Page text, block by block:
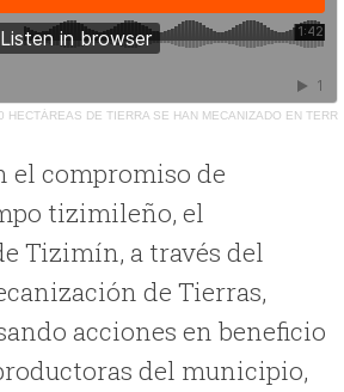
HECTÁREAS DE TIERRA SE HAN MECANIZADO EN TERR
el compromiso de
tizimileño, el
Tizimín, a través del
de Tierras,
acciones en beneficio
del municipio,